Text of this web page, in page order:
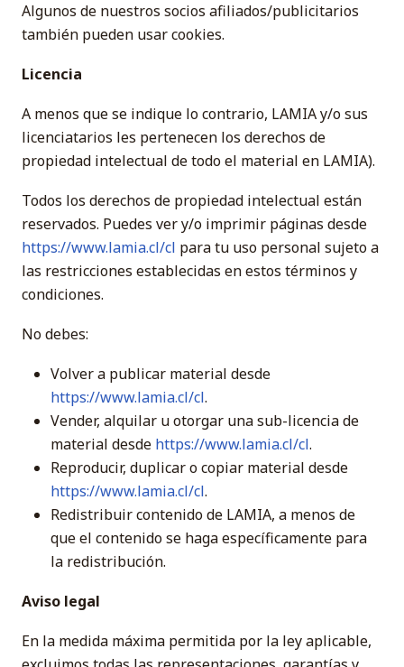
Algunos de nuestros socios afiliados/publicitarios
también pueden usar cookies.
Licencia
A menos que se indique lo contrario, LAMIA y/o sus
licenciatarios les pertenecen los derechos de
propiedad intelectual de todo el material en LAMIA).
Todos los derechos de propiedad intelectual están
reservados. Puedes ver y/o imprimir páginas desde
https://www.lamia.cl/cl para tu uso personal sujeto a
las restricciones establecidas en estos términos y
condiciones.
No debes:
Volver a publicar material desde
https://www.lamia.cl/cl.
Vender, alquilar u otorgar una sub-licencia de
material desde https://www.lamia.cl/cl.
Reproducir, duplicar o copiar material desde
https://www.lamia.cl/cl.
Redistribuir contenido de LAMIA, a menos de
que el contenido se haga específicamente para
la redistribución.
Aviso legal
En la medida máxima permitida por la ley aplicable,